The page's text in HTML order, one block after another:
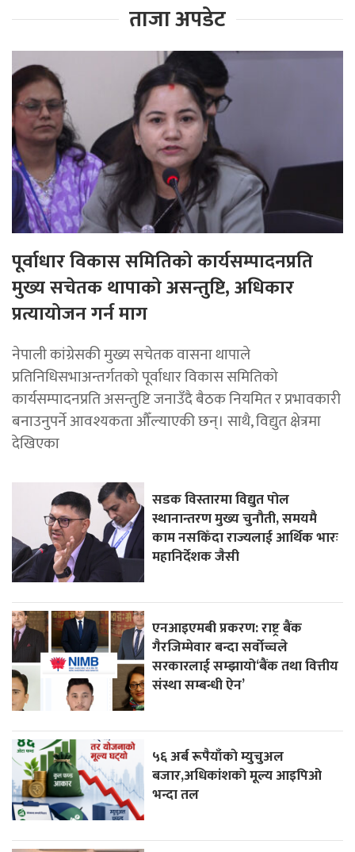
ताजा अपडेट
पूर्वाधार विकास समितिको कार्यसम्पादनप्रति
मुख्य सचेतक थापाको असन्तुष्टि, अधिकार
प्रत्यायोजन गर्न माग
नेपाली कांग्रेसकी मुख्य सचेतक वासना थापाले
प्रतिनिधिसभाअन्तर्गतको पूर्वाधार विकास समितिको
कार्यसम्पादनप्रति असन्तुष्टि जनाउँदै बैठक नियमित र प्रभावकारी
बनाउनुपर्ने आवश्यकता औँल्याएकी छन्। साथै, विद्युत क्षेत्रमा
देखिएका
सडक विस्तारमा विद्युत पोल
स्थानान्तरण मुख्य चुनौती, समयमै
काम नसकिँदा राज्यलाई आर्थिक भारः
महानिर्देशक जैसी
एनआइएमबी प्रकरण: राष्ट्र बैंक
गैरजिम्मेवार बन्दा सर्वोच्चले
सरकारलाई सम्झायो‘बैंक तथा वित्तीय
संस्था सम्बन्धी ऐन’
५६ अर्ब रूपैयाँकाे म्युचुअल
बजार,अधिकांशको मूल्य आइपिओ
भन्दा तल